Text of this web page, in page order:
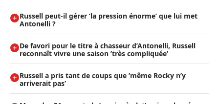
Russell peut-il gérer ’la pression énorme’ que lui met
Antonelli ?
De favori pour le titre à chasseur d’Antonelli, Russell
reconnaît vivre une saison ’très compliquée’
Russell a pris tant de coups que ’même Rocky n’y
arriverait pas’